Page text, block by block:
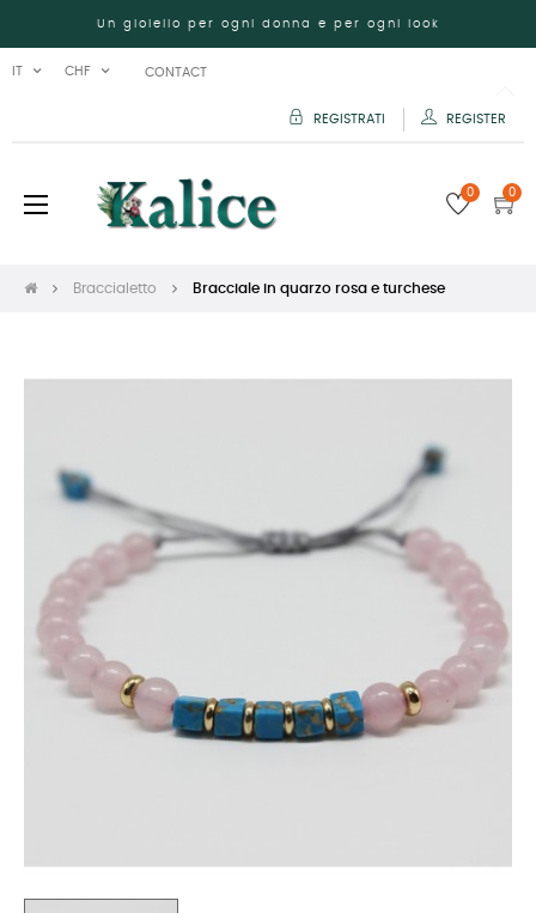
Un gioiello per ogni donna e per ogni look
IT CHF CONTACT
REGISTRATI REGISTER
navigazione
☰ 0 0
Braccialetto Bracciale in quarzo rosa e turchese